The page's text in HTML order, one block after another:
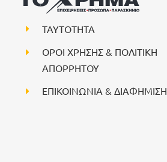
ΤΑΥΤΟΤΗΤΑ
ΟΡΟΙ ΧΡΗΣΗΣ & ΠΟΛΙΤΙΚΗ
ΑΠΟΡΡΗΤΟΥ
ΕΠΙΚΟΙΝΩΝΙΑ & ΔΙΑΦΗΜΙΣΗ